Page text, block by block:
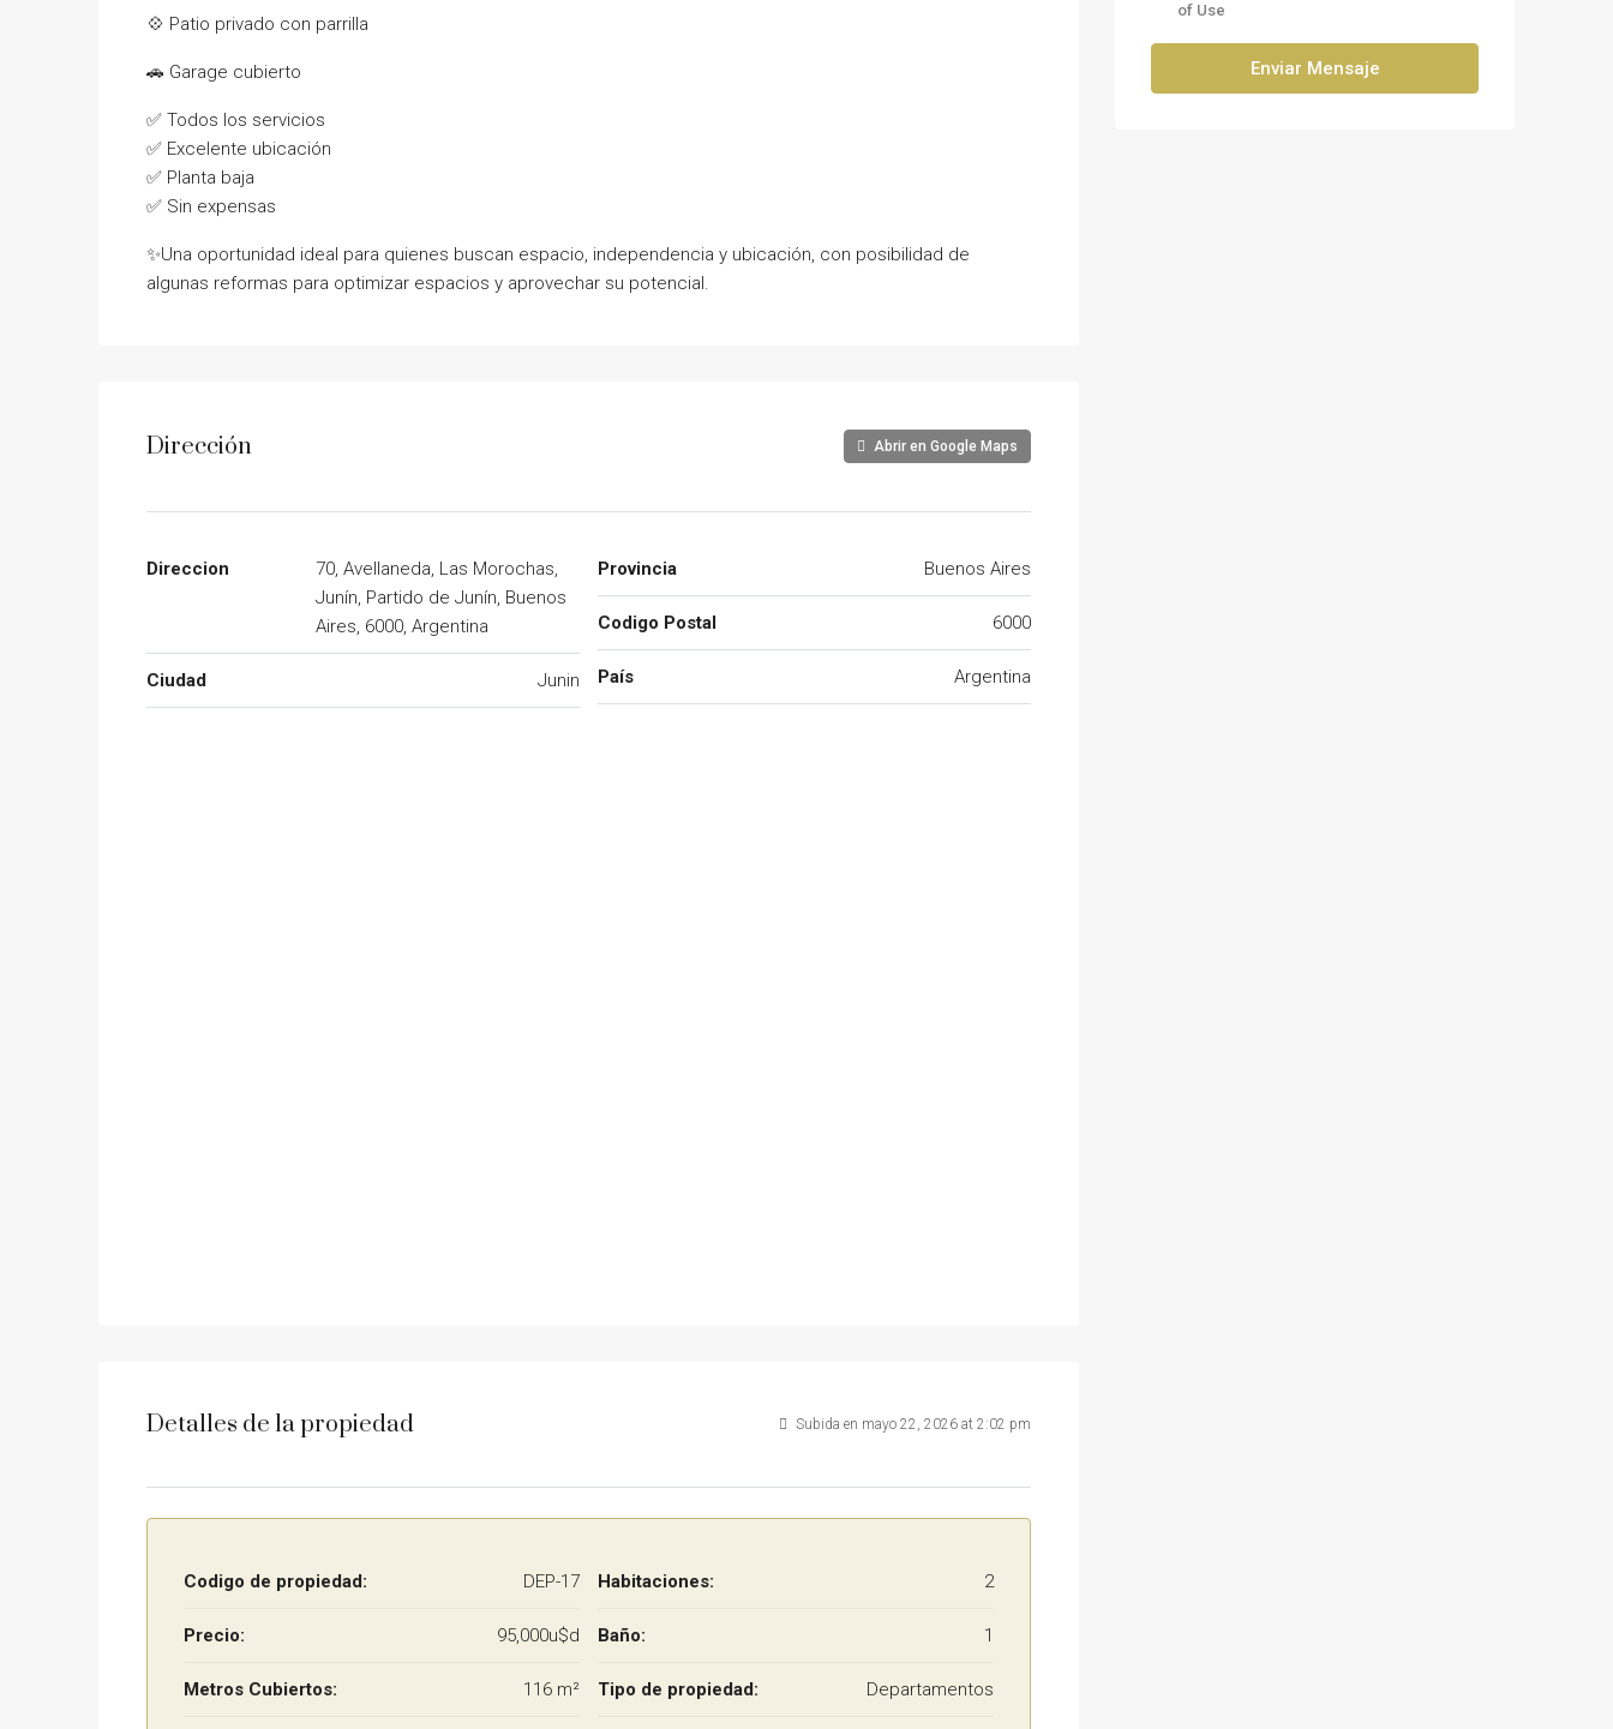
💠 Patio privado con parrilla
🚗 Garage cubierto
✅ Todos los servicios
✅ Excelente ubicación
✅ Planta baja
✅ Sin expensas
✨Una oportunidad ideal para quienes buscan espacio, independencia y ubicación, con posibilidad de
algunas reformas para optimizar espacios y aprovechar su potencial.
Dirección Abrir en Google Maps
Direccion
70, Avellaneda, Las Morochas,
Junín, Partido de Junín, Buenos
Aires, 6000, Argentina
Ciudad Junin
Provincia Buenos Aires
Codigo Postal 6000
País Argentina
Detalles de la propiedad Subida en mayo 22, 2026 at 2:02 pm
Codigo de propiedad: DEP-17
Precio: 95,000u$d
Metros Cubiertos: 116 m²
Habitaciones: 2
Baño: 1
Tipo de propiedad: Departamentos
of Use
Enviar Mensaje